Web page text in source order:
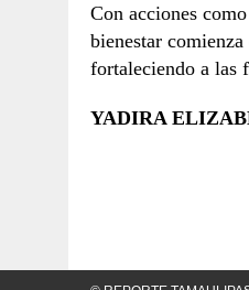
Con acciones
bienestar
fortaleciendo a las
YADIRA